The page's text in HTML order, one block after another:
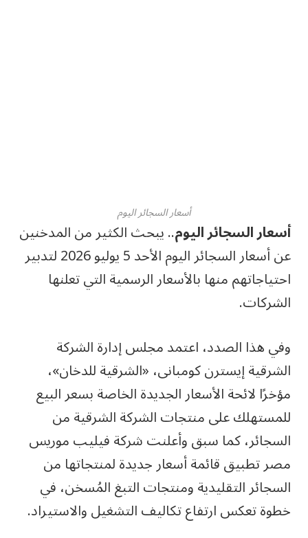
أسعار السجائر اليوم
أسعار السجائر اليوم.. يبحث الكثير من المدخنين
عن أسعار السجائر اليوم الأحد 5 يوليو 2026 لتدبير
احتياجاتهم منها بالأسعار الرسمية التي تعلنها
الشركات.
وفي هذا الصدد، اعتمد مجلس إدارة الشركة
الشرقية إيسترن كومبانى، «الشرقية للدخان»،
مؤخرًا لائحة الأسعار الجديدة الخاصة بسعر البيع
للمستهلك على منتجات الشركة الشرقية من
السجائر، كما سبق وأعلنت شركة فيليب موريس
مصر تطبيق قائمة أسعار جديدة لمنتجاتها من
السجائر التقليدية ومنتجات التبغ المُسخن، في
خطوة تعكس ارتفاع تكاليف التشغيل والاستيراد.